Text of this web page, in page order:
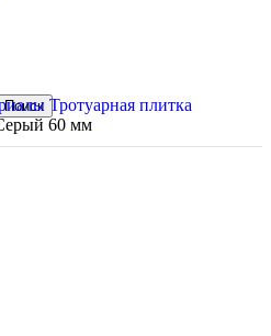
Поиск Тротуарная плитка
60 мм